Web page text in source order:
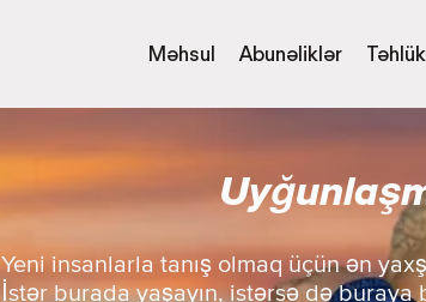
Məhsul Abunəliklər
Yeni insanlarla tanış olmaq üçün ən
İstər burada yaşayın, istərsə də